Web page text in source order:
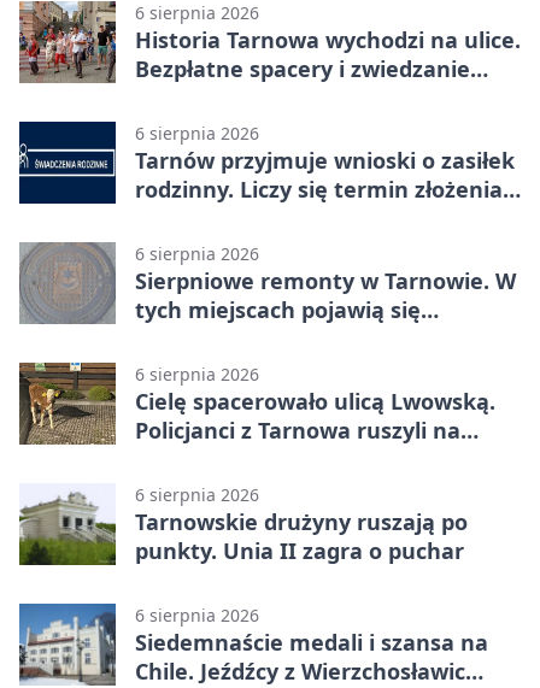
6 sierpnia 2026
Historia Tarnowa wychodzi na ulice.
Bezpłatne spacery i zwiedzanie
6 sierpnia 2026
Tarnów przyjmuje wnioski o zasiłek
rodzinny. Liczy się termin złożenia
6 sierpnia 2026
Sierpniowe remonty w Tarnowie. W
tych miejscach pojawią się
6 sierpnia 2026
Cielę spacerowało ulicą Lwowską.
Policjanci z Tarnowa ruszyli na
6 sierpnia 2026
Tarnowskie drużyny ruszają po
punkty. Unia II zagra o puchar
6 sierpnia 2026
Siedemnaście medali i szansa na
Chile. Jeźdźcy z Wierzchosławic